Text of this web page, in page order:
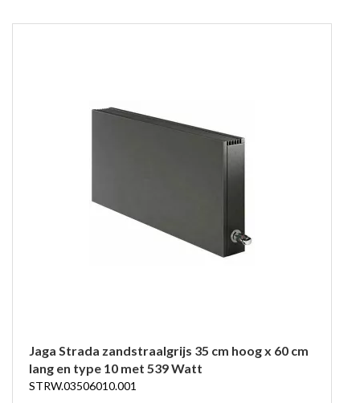
Jaga Strada zandstraalgrijs 35 cm hoog x 60 cm
lang en type 10 met 539 Watt
STRW.03506010.001